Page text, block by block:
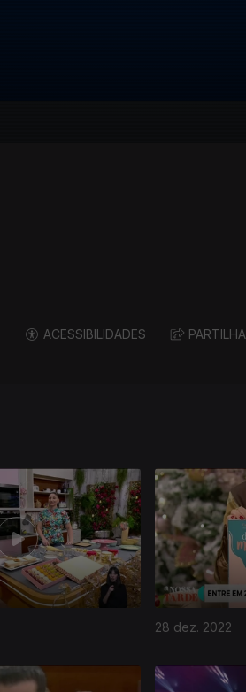
ACESSIBILIDADES PARTILHA
28 dez. 2022